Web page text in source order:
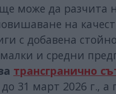
може да разчита
на
с добавена
и средни
трансгранично
31 март 2026 г., а